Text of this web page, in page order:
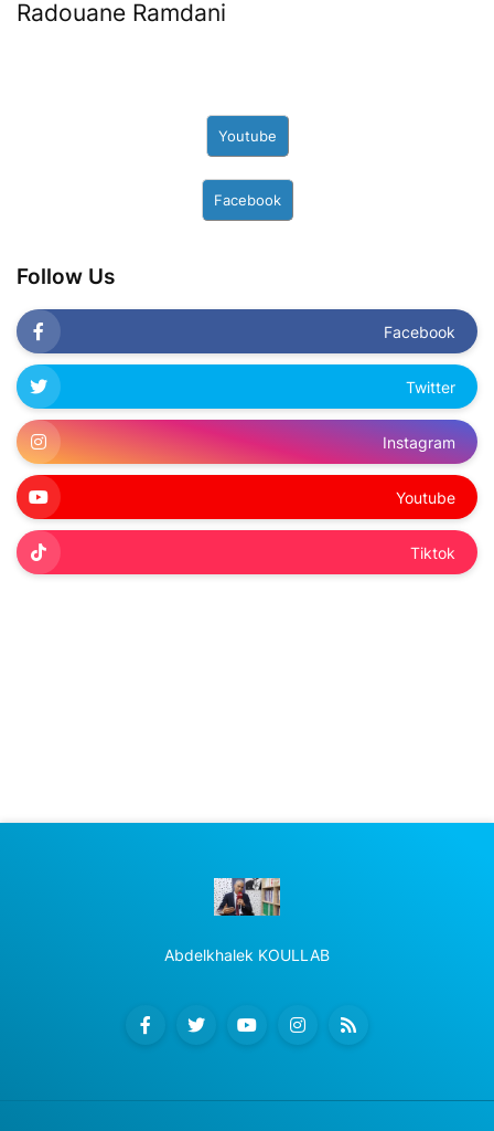
Radouane Ramdani
Follow Us
Facebook
Twitter
Instagram
Youtube
Tiktok
Abdelkhalek KOULLAB